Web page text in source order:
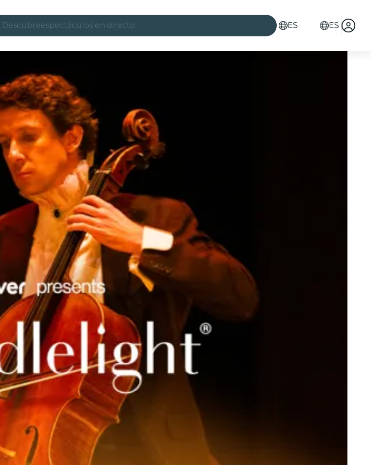
Descubreespectáculos en directo
Londres
experiencias y ciudades
São Paulo
exposiciones
Seúl
recorridos por la ciudad
conciertos
restaurantes
cine
ES ES